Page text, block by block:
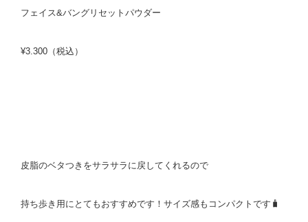
フェイス&バングリセットパウダー
¥3.300（税込）
皮脂のベタつきをサラサラに戻してくれるので
持ち歩き用にとてもおすすめです！サイズ感もコンパクトです🧳